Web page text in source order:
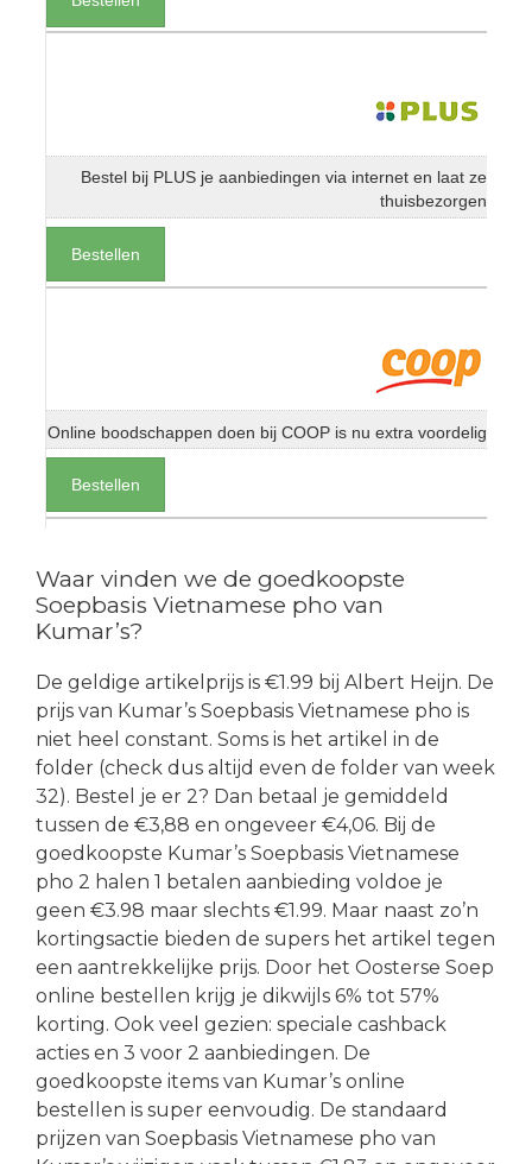
Bestel bij PLUS je aanbiedingen via internet en laat ze
thuisbezorgen
Bestellen
Online boodschappen doen bij COOP is nu extra voordelig
Bestellen
Waar vinden we de goedkoopste
Soepbasis Vietnamese pho van
Kumar’s?
De geldige artikelprijs is €1.99 bij Albert Heijn. De
prijs van Kumar’s Soepbasis Vietnamese pho is
niet heel constant. Soms is het artikel in de
folder (check dus altijd even de folder van week
32). Bestel je er 2? Dan betaal je gemiddeld
tussen de €3,88 en ongeveer €4,06. Bij de
goedkoopste Kumar’s Soepbasis Vietnamese
pho 2 halen 1 betalen aanbieding voldoe je
geen €3.98 maar slechts €1.99. Maar naast zo’n
kortingsactie bieden de supers het artikel tegen
een aantrekkelijke prijs. Door het Oosterse Soep
online bestellen krijg je dikwijls 6% tot 57%
korting. Ook veel gezien: speciale cashback
acties en 3 voor 2 aanbiedingen. De
goedkoopste items van Kumar’s online
bestellen is super eenvoudig. De standaard
prijzen van Soepbasis Vietnamese pho van